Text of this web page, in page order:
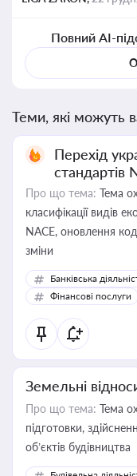
Повний AI-
Теми, які можуть
Перехід
стандартів
Про що тема: Тема
класифікації видів
NACE, оновлення
зміни
Банківська
Фінансові послуги
Земельні
Про що тема: Тема
підготовки,
об’єктів будівництва